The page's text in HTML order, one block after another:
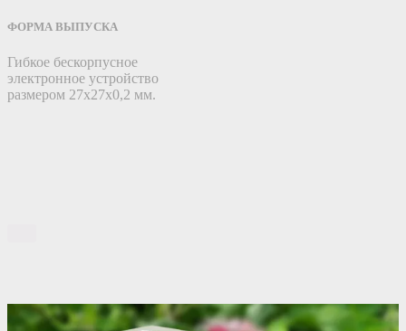
ФОРМА ВЫПУСКА
Гибкое бескорпусное
электронное устройство
размером 27х27х0,2 мм.